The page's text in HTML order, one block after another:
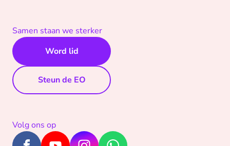
Samen staan we sterker
Word lid
Steun de EO
Volg ons op